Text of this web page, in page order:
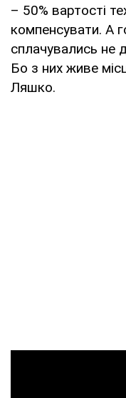
– 50% вартості
компенсувати. А
сплачувались не
Бо з них живе
Ляшко.